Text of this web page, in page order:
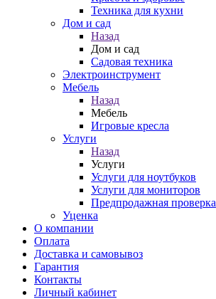
Техника для кухни
Дом и сад
Назад
Дом и сад
Садовая техника
Электроинструмент
Мебель
Назад
Мебель
Игровые кресла
Услуги
Назад
Услуги
Услуги для ноутбуков
Услуги для мониторов
Предпродажная проверка
Уценка
О компании
Оплата
Доставка и самовывоз
Гарантия
Контакты
Личный кабинет